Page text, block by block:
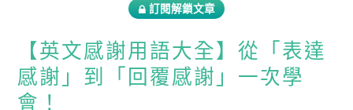
訂閱解鎖文章
【英文感謝用語大全】從「表達
感謝」到「回覆感謝」一次學
會！